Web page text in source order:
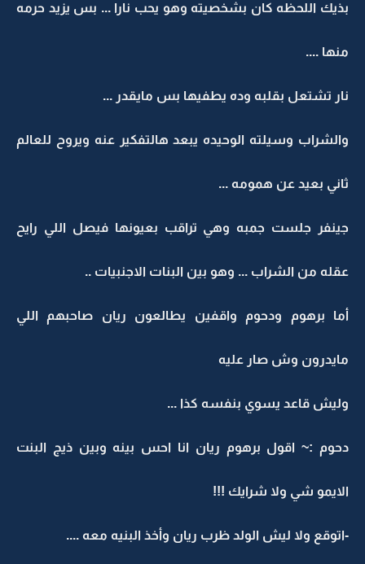
بذيك اللحظه كان بشخصيته وهو يحب نارا ... بس يزيد حرمه
منها ....
نار تشتعل بقلبه وده يطفيها بس مايقدر ...
والشراب وسيلته الوحيده يبعد هالتفكير عنه ويروح للعالم
ثاني بعيد عن همومه ...
جينفر جلست جمبه وهي تراقب بعيونها فيصل اللي رايح
عقله من الشراب ... وهو بين البنات الاجنبيات ..
أما برهوم ودحوم واقفين يطالعون ريان صاحبهم اللي
مايدرون وش صار عليه
وليش قاعد يسوي بنفسه كذا ...
دحوم :~ اقول برهوم ريان انا احس بينه وبين ذيج البنت
الايمو شي ولا شرايك !!!
-اتوقع ولا ليش الولد ظرب ريان وأخذ البنيه معه ....